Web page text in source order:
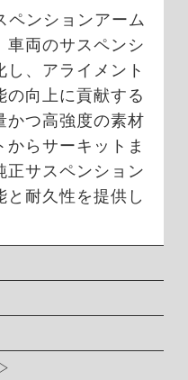
ペンションアーム
車両のサスペンシ
し、アライメント
の向上に貢献する
かつ高強度の素材
らサーキットま
正サスペンション
と耐久性を提供し